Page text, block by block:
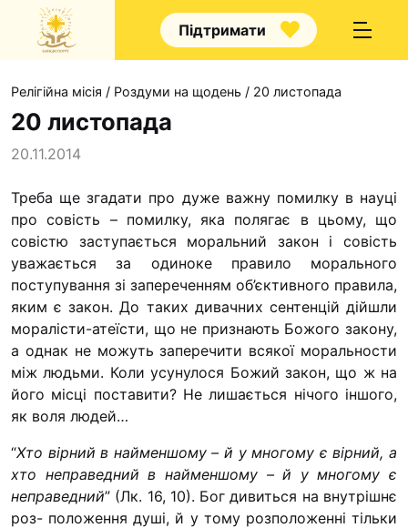
Підтримати
Капелани
Волонтерство
Наші напрямки праці
Наш покровитель
Контакти
Проекти
Кулінарний гурток
Іконописна школа
“Капеланчики”
Релігійна місія / Роздуми на щодень / 20 листопада
20 листопада
20.11.2014
Треба ще згадати про дуже важну помилку в науці
про совість – помилку, яка полягає в цьому, що
совістю заступається моральний закон і совість
уважається за одиноке правило морального
поступування зі запере­ченням об’єктивного правила,
яким є закон. До таких дивачних сентенцій дійшли
моралісти-атеїсти, що не признають Божого закону,
а однак не можуть заперечи­ти всякої моральности
між людьми. Коли усунулося Бо­жий закон, що ж на
його місці поставити? Не лишається нічого іншого,
як воля людей…
“Хто вірний в найменшому – й у многому є вірний, а
хто неправедний в найменшому – й у многому є
непра­ведний” (Лк. 16, 10). Бог дивиться на внутрішнє
роз- положення душі, й у тому розположенні тільки